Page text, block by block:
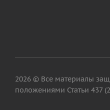
2026 © Все материалы
положениями Статьи 437